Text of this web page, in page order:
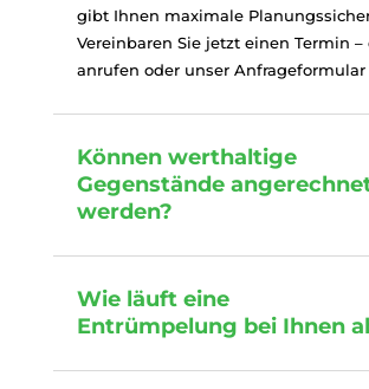
gibt Ihnen maximale
Vereinbaren Sie jetzt einen Termin –
anrufen oder unser Anfrageformular
Können werthaltige
Gegenstände
werden?
Wie läuft eine
Entrümpelung bei Ihnen